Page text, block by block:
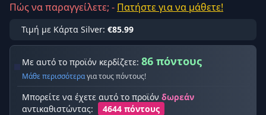
Πώς να παραγγείλετε; - Πατήστε για να μάθετε!
Τιμή με Κάρτα Silver: €85.99
Με αυτό το προϊόν κερδίζετε: 86 πόντους
Μάθε περισσότεραγια τους πόντους!
Μπορείτε να έχετε αυτό το προϊόν δωρεάν
αντικαθιστώντας:
4644 πόντους